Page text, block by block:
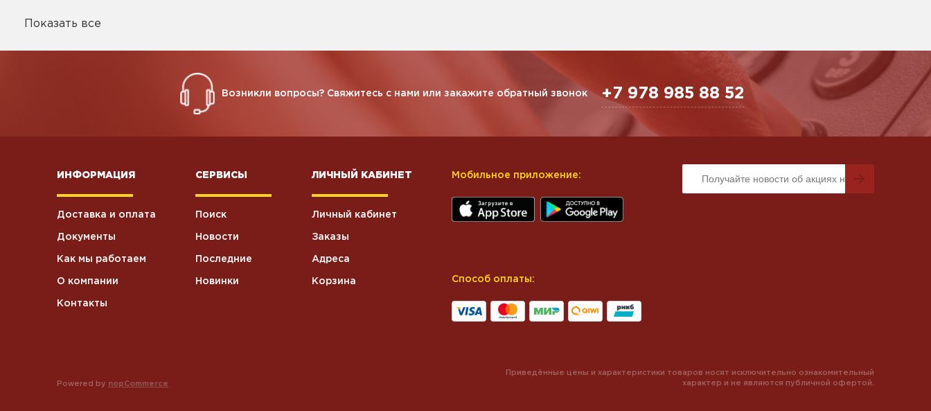
Показать все
Возникли вопросы? Свяжитесь с нами или закажите обратный звонок +7 978 985 88 52
ИНФОРМАЦИЯ
Доставка и оплата
Документы
Как мы работаем
О компании
Контакты
СЕРВИСЫ
Поиск
Новости
Последние
Новинки
ЛИЧНЫЙ КАБИНЕТ
Личный кабинет
Заказы
Адреса
Корзина
Мобильное приложение:
Способ оплаты:
Powered by nopCommerce
Приведённые цены и характеристики товаров носят исключительно ознакомительный
характер и не являются публичной офертой.